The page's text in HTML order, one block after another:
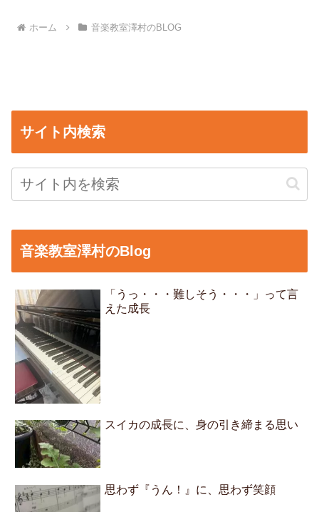
ホーム 音楽教室澤村のBLOG
サイト内検索
音楽教室澤村のBlog
「うっ・・・難しそう・・・」って言
えた成長
スイカの成長に、身の引き締まる思い
思わず『うん！』に、思わず笑顔